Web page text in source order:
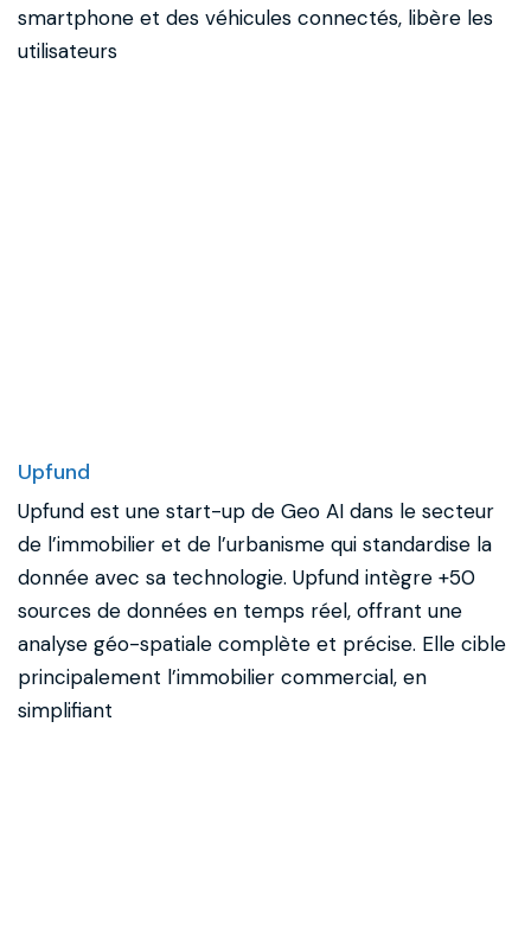
smartphone et des véhicules connectés, libère les
utilisateurs
Upfund
Upfund est une start-up de Geo AI dans le secteur
de l’immobilier et de l’urbanisme qui standardise la
donnée avec sa technologie. Upfund intègre +50
sources de données en temps réel, offrant une
analyse géo-spatiale complète et précise. Elle cible
principalement l’immobilier commercial, en
simplifiant